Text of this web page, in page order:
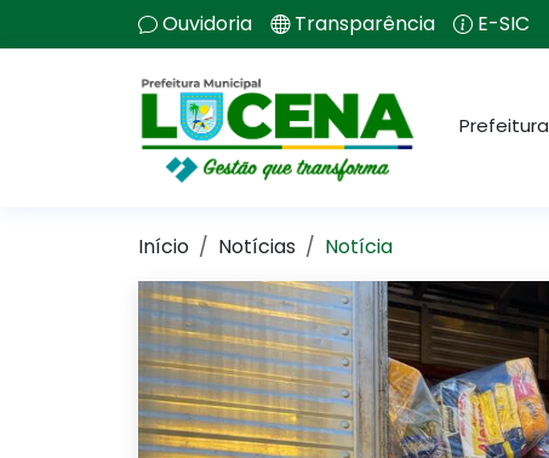
Ouvidoria Transparência E-SIC
Prefeitura
Início Notícias Notícia